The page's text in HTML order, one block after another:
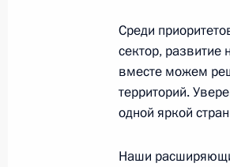
конференции с
гражданам
Среди
сектор, развитие
вместе можем
территорий.
одной яркой
Наши